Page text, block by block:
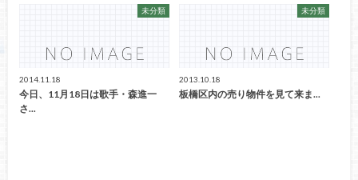
未分類
2014.11.18
今日、11月18日は歌手・森進一
さ...
未分類
2013.10.18
板橋区内の売り物件を見て来ま...